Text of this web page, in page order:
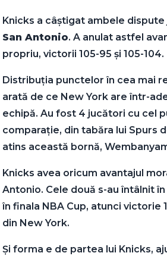
Knicks a câștigat ambele dispute
San Antonio. A anulat astfel
propriu, victorii 105-95 și 105-104.
Distribuția punctelor în cea mai
arată de ce New York are într-
echipă. Au fost 4 jucători cu cel
comparație, din tabăra lui Spurs
atins această bornă,
Knicks avea oricum avantajul
Antonio. Cele două s-au întâlnit
în finala NBA Cup, atunci victorie
din New York.
Și forma e de partea lui Knicks,